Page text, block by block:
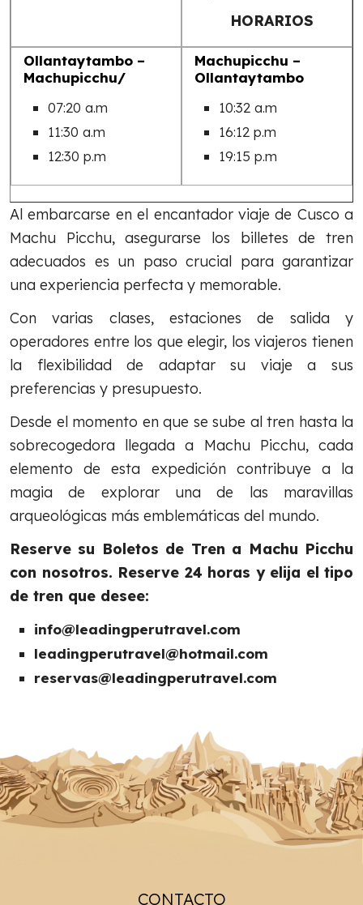
HORARIOS
Ollantaytambo –
Machupicchu/
07:20 a.m
11:30 a.m
12:30 p.m
Machupicchu –
Ollantaytambo
10:32 a.m
16:12 p.m
19:15 p.m
Al embarcarse en el encantador viaje de Cusco a
Machu Picchu, asegurarse los billetes de tren
adecuados es un paso crucial para garantizar
una experiencia perfecta y memorable.
Con varias clases, estaciones de salida y
operadores entre los que elegir, los viajeros tienen
la flexibilidad de adaptar su viaje a sus
preferencias y presupuesto.
Desde el momento en que se sube al tren hasta la
sobrecogedora llegada a Machu Picchu, cada
elemento de esta expedición contribuye a la
magia de explorar una de las maravillas
arqueológicas más emblemáticas del mundo.
Reserve su Boletos de Tren a Machu Picchu
con nosotros. Reserve 24 horas y elija el tipo
de tren que desee:
info@leadingperutravel.com
leadingperutravel@hotmail.com
reservas@leadingperutravel.com
CONTACTO